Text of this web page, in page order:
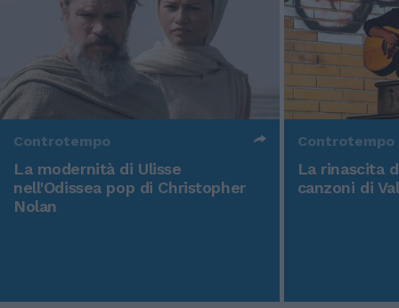
Controtempo
La modernità di Ulisse
nell'Odissea pop di Christopher
Nolan
Controtempo
La rinascita
canzoni di